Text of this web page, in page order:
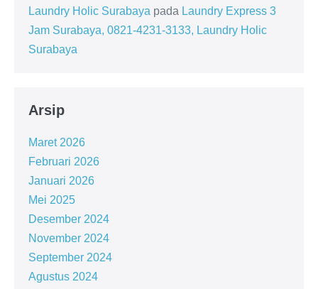
Laundry Holic Surabaya pada Laundry Express 3
Jam Surabaya, 0821-4231-3133, Laundry Holic
Surabaya
Arsip
Maret 2026
Februari 2026
Januari 2026
Mei 2025
Desember 2024
November 2024
September 2024
Agustus 2024